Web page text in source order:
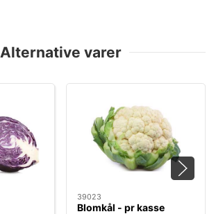
Alternative varer
39023
Blomkål - pr kasse